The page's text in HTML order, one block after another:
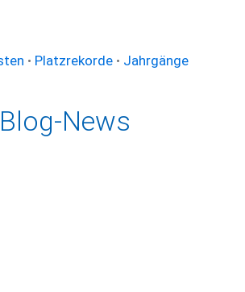
• Platzrekorde • Jahrgänge
Blog-News